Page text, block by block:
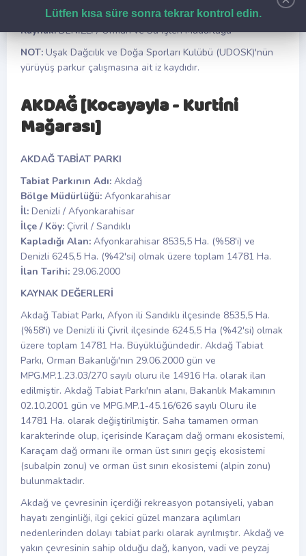
Kartal, Kaya Kartalı ve Küçük Kartal Gibi Yırtıcı Kuşlar
Kaynak:DENİZLİ / Orman ve Su İşleri Müdürlüğü
NOT: Uşak Dağcılık ve Doğa Sporları Kulübü (UDOSK)'nün
yürüyüş parkur çalışmasına ait iz kaydıdır.
AKDAĞ [Kocayayla - Kurtini
Mağarası]
AKDAĞ TABİAT PARKI
Tabiat Parkının Adı: Akdağ
Bölge Müdürlüğü: Afyonkarahisar
İl: Denizli / Afyonkarahisar
İlçe / Köy: Çivril / Sandıklı
Kapladığı Alan: Afyonkarahisar 8535,5 Ha. (%58'i) ve
Denizli 6245,5 Ha. (%42'si) olmak üzere toplam 14781 Ha.
İlan Tarihi: 29.06.2000
KAYNAK DEĞERLERİ
Akdağ Tabiat Parkı, Afyon ili Sandıklı ilçesinde 8535,5 Ha.
(%58'i) ve Denizli ili Çivril ilçesinde 6245,5 Ha (%42'si) olmak
üzere toplam 14781 Ha. Büyüklüğündedir. Akdağ Tabiat
Parkı, Orman Bakanlığı'nın 29.06.2000 gün ve
MPG.MP.1.23.03/270 sayılı oluru ile 14916 Ha. olarak ilan
edilmiştir. Akdağ Tabiat Parkı'nın alanı, Bakanlık Makamının
02.10.2001 gün ve MPG.MP.1-45.16/626 sayılı Oluru ile
14781 Ha. olarak değiştirilmiştir. Saha tamamen orman
karakterinde olup, içerisinde Karaçam dağ ormanı ekosistemi,
Karaçam dağ ormanı ile orman üst sınırı geçiş ekosistemi
(subalpin zonu) ve orman üst sınırı ekosistemi (alpin zonu)
bulunmaktadır.
Akdağ ve çevresinin içerdiği rekreasyon potansiyeli, yaban
hayatı zenginliği, ilgi çekici güzel manzara açılımları
nedenlerinden dolayı tabiat parkı olarak ayrılmıştır. Akdağ ve
yakın çevresinin sahip olduğu dağ, kanyon, vadi ve peyzaj
Lütfen kısa süre sonra tekrar kontrol edin.